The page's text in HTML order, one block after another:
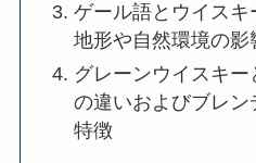
ゲール語とウイス
地形や自然環境の影
グレーンウイスキ
の違いおよびブレ
特徴